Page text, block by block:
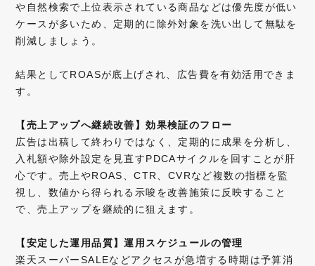
や自然検索で上位表示されている商品などは優先度が低い
ケースが多いため、定期的に除外対象を洗い出して無駄を
削減しましょう。
結果としてROASが底上げされ、広告費を有効活用できま
す。
【売上アップへ継続改善】効果検証のフロー
広告は出稿して終わりではなく、定期的に成果を分析し、
入札額や除外設定を見直すPDCAサイクルを回すことが肝
心です。売上やROAS、CTR、CVRなど複数の指標を監
視し、数値から得られる示唆を改善施策に反映すること
で、売上アップを継続的に狙えます。
【安定した運用品質】運用スケジュールの管理
楽天スーパーSALEなどアクセスが急増する時期は予算消